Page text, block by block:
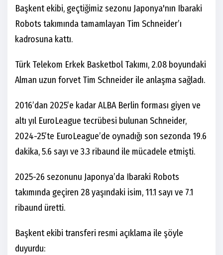
Başkent ekibi, geçtiğimiz sezonu Japonya'nın Ibaraki
Robots takımında tamamlayan Tim Schneider’ı
kadrosuna kattı.
Türk Telekom Erkek Basketbol Takımı, 2.08 boyundaki
Alman uzun forvet Tim Schneider ile anlaşma sağladı.
2016’dan 2025’e kadar ALBA Berlin forması giyen ve
altı yıl EuroLeague tecrübesi bulunan Schneider,
2024-25’te EuroLeague’de oynadığı son sezonda 19.6
dakika, 5.6 sayı ve 3.3 ribaund ile mücadele etmişti.
2025-26 sezonunu Japonya’da Ibaraki Robots
takımında geçiren 28 yaşındaki isim, 11.1 sayı ve 7.1
ribaund üretti.
Başkent ekibi transferi resmi açıklama ile şöyle
duyurdu: